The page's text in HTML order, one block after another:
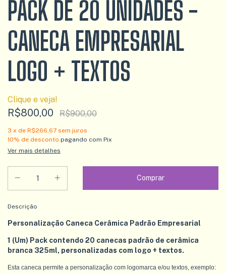
PACK DE 20 UNIDADES -
CANECA EMPRESARIAL
LOGO + TEXTOS
Clique e veja!
R$800,00 R$900,00
3 x de R$266,67 sem juros
10% de desconto pagando com Pix
Ver mais detalhes
Descrição
Personalização Caneca Cerâmica Padrão Empresarial
1 (Um) Pack contendo 20 canecas padrão de cerâmica
branca 325ml, personalizadas com logo + textos.
Esta caneca permite a personalização com logomarca e/ou textos, exemplo: